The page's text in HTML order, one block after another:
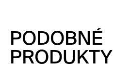
PODOBNÉ
PRODUKTY